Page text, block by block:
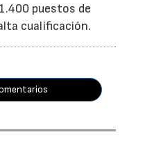
puestos de
cualificación.